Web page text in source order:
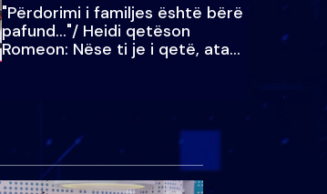
"Përdorimi i familjes është bërë
pafund…"/ Heidi qetëson
Romeon: Nëse ti je i qetë, ata
qetësohen